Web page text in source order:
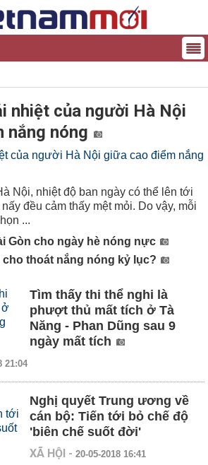
nhiệt của người Hà Nội
nắng nóng
Nội, nhiệt độ ban ngày có thể lên tới
đều cảm thấy mệt mỏi. Do vậy, mỗi
...
Gòn cho ngày hè nóng nực
cho thoát nắng nóng kỷ lục?
Tìm thấy thi thể nghi là
phượt thủ mất tích ở Tà
Năng - Phan Dũng sau 9
ngày mất tích
21:04
Nghị quyết Trung ương về
cán bộ: Tiến tới bỏ chế độ
'biên chế suốt đời'
XÃ HỘI -20-05-2018 16:41